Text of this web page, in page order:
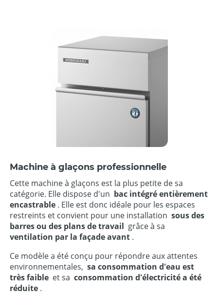
Machine à glaçons professionnelle
Cette machine à glaçons est la plus petite de sa
catégorie. Elle dispose d'un bac intégré entièrement
encastrable . Elle est donc idéale pour les espaces
restreints et convient pour une installation sous des
barres ou des plans de travail grâce à sa
ventilation par la façade avant .
Ce modèle a été conçu pour répondre aux attentes
environnementales, sa consommation d'eau est
très faible et sa consommation d'électricité a été
réduite .